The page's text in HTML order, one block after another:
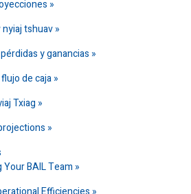
tshuav
y ganancias
de caja
Txiag
BAIL Team